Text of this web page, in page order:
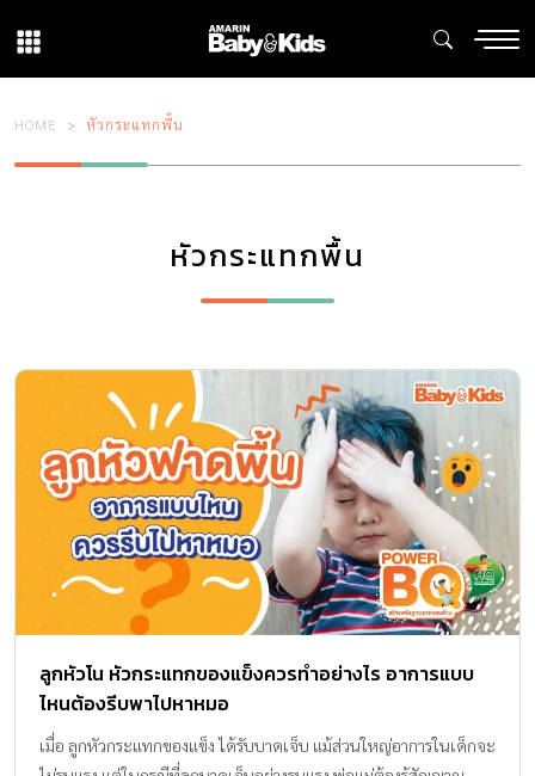
HOME หัวกระแทกพื้น
หัวกระแทกพื้น
ลูกหัวโน หัวกระแทกของแข็งควรทำอย่างไร อาการแบบ
ไหนต้องรีบพาไปหาหมอ
เมื่อ ลูกหัวกระแทกของแข็ง ได้รับบาดเจ็บ แม้ส่วนใหญ่อาการในเด็กจะ